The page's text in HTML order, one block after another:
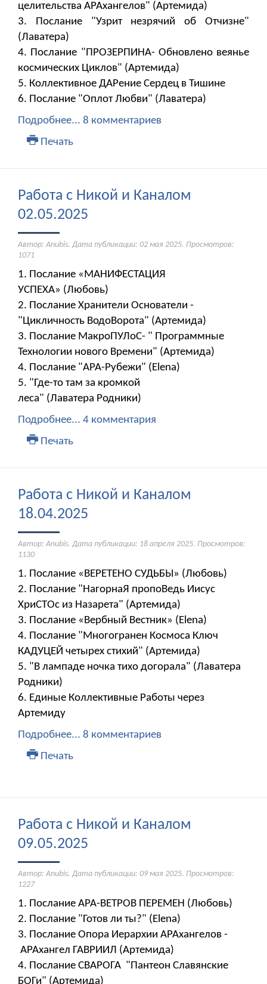
целительства АРАхангелов" (Артемида)
3. Послание "Узрит незрячий об Отчизне"
(Лаватера)
4. Послание "ПРОЗЕРПИНА- Обновлено веянье
космических Циклов" (Артемида)
5. Коллективное ДАРение Сердец в Тишине
6. Послание "Оплот Любви" (Лаватера)
Подробнее... 8 комментариев
Печать
Работа с Никой и Каналом
02.05.2025
Автор: Anubis. Дата публикации: 02 мая 2025. Просмотров:
1071
1. Послание «МАНИФЕСТАЦИЯ
УСПЕХА» (Любовь)
2. Послание Хранители Основатели -
"Цикличность ВодоВорота" (Артемида)
3. Послание МакроПУЛоС- " Программные
Технологии нового Времени" (Артемида)
4. Послание "АРА-Рубежи" (Elena)
5. "Где-то там за кромкой
леса" (Лаватера Родники)
Подробнее... 4 комментария
Печать
Работа с Никой и Каналом
18.04.2025
Автор: Anubis. Дата публикации: 18 апреля 2025. Просмотров:
1130
1. Послание «ВЕРЕТЕНО СУДЬБЫ» (Любовь)
2. Послание "НагорнаЯ пропоВедь Иисус
ХриСТОс из Назарета" (Артемида)
3. Послание «Вербный Вестник» (Elena)
4. Послание "Многогранен Космоса Ключ
КАДУЦЕЙ четырех стихий" (Артемида)
5. "В лампаде ночка тихо догорала" (Лаватера
Родники)
6. Единые Коллективные Работы через
Артемиду
Подробнее... 8 комментариев
Печать
Работа с Никой и Каналом
09.05.2025
Автор: Anubis. Дата публикации: 09 мая 2025. Просмотров:
1227
1. Послание АРА-ВЕТРОВ ПЕРЕМЕН (Любовь)
2. Послание "Готов ли ты?" (Elena)
3. Послание Опора Иерархии АРАхангелов -
АРАхангел ГАВРИИЛ (Артемида)
4. Послание СВАРОГА "Пантеон Славянские
БОГи" (Артемида)